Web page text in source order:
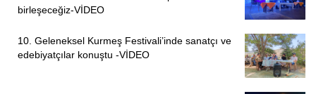
birleşeceğiz-VİDEO
10. Geleneksel Kurmeş Festivali’inde sanatçı ve
edebiyatçılar konuştu -VİDEO